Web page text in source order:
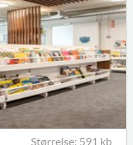
Størrelse: 591 kb